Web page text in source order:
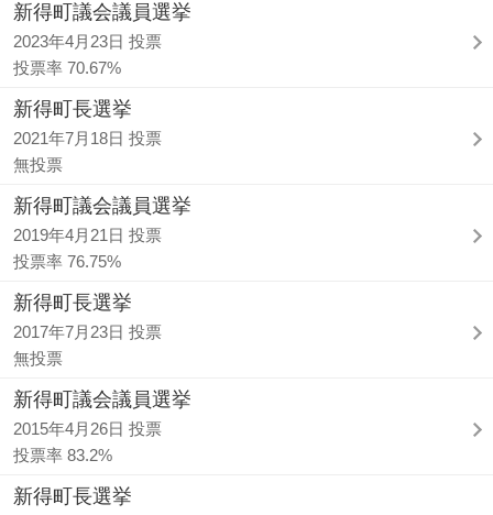
新得町議会議員選挙
2023年4月23日 投票
投票率 70.67%
新得町長選挙
2021年7月18日 投票
無投票
新得町議会議員選挙
2019年4月21日 投票
投票率 76.75%
新得町長選挙
2017年7月23日 投票
無投票
新得町議会議員選挙
2015年4月26日 投票
投票率 83.2%
新得町長選挙